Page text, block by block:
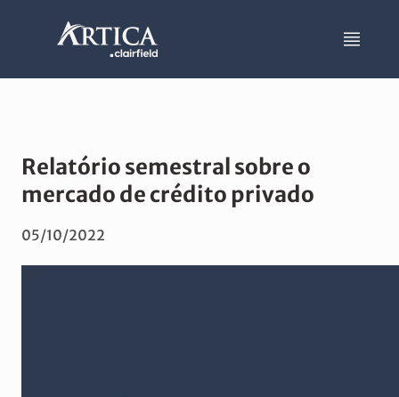
Relatório semestral sobre o
mercado de crédito privado
05/10/2022